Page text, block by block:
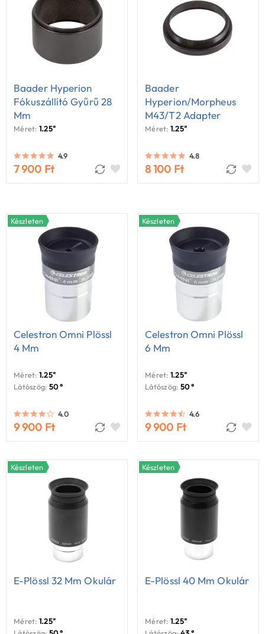
Baader Hyperion
Fókuszállító Gyűrű 28
Mm
Méret: 1.25"
4.9
7 900 Ft
Baader
Hyperion/Morpheus
M43/T2 Adapter
Méret: 1.25"
4.8
8 100 Ft
Készleten
Celestron Omni Plössl
4 Mm
Méret: 1.25"
Látószög: 50 °
4.0
9 900 Ft
Készleten
Celestron Omni Plössl
6 Mm
Méret: 1.25"
Látószög: 50 °
4.6
9 900 Ft
Készleten
E-Plössl 32 Mm Okulár
Méret: 1.25"
Készleten
E-Plössl 40 Mm Okulár
Méret: 1.25"